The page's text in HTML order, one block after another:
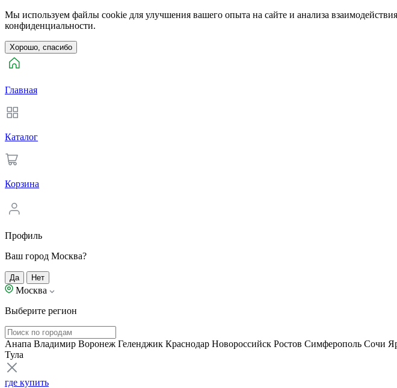
Мы используем файлы cookie для улучшения вашего опыта на сайте и анализа
конфиденциальности.
Хорошо, спасибо
Главная
Каталог
Корзина
Профиль
Ваш город Москва?
Да Нет
Москва
Выберите регион
Анапа Владимир Воронеж Геленджик Краснодар Новороссийск Ростов Симферополь Сочи
Тула
где купить